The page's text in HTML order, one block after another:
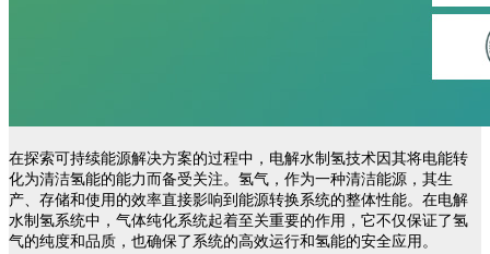
在探索可持续能源解决方案的过程中，电解水制氢技术因其将电能转
化为清洁氢能的能力而备受关注。氢气，作为一种清洁能源，其生
产、存储和使用的效率直接影响到能源转换系统的整体性能。在电解
水制氢系统中，气体纯化系统起着至关重要的作用，它不仅保证了氢
气的纯度和品质，也确保了系统的高效运行和氢能的安全应用。